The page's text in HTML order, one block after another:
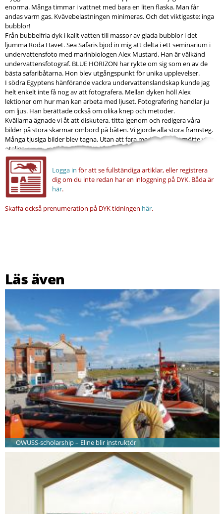
enorma. Många timmar i vattnet med bara en liten flaska. Man får
andas varm gas. Kvävebelastningen minimeras. Och det viktigaste: inga
bubblor!
Från bubbelfria dyk i kallt vatten till massor av glada bubblor i det
ljumma Röda Havet. Sea Safaris bjöd in mig att delta i ett seminarium i
undervattensfoto med marinbiologen Alex Mustard. Han är välkänd
undervattensfotograf. BLUE HORIZON har rykte om sig som en av de
bästa safaribåtarna. Hon blev utgångspunkt för unika upplevelser.
I södra Egyptens hänförande vackra undervattenslandskap kunde jag
helt enkelt inte få nog av att fotografera. Mellan dyken höll Alex
lektioner om hur man kan arbeta med ljuset. Fotografering handlar ju
om ljus. Han berättade också om olika knep och metoder.
Kvällarna ägnade vi åt att diskutera, titta igenom och redigera våra
bilder på stora skärmar ombord på båten. Vi gjorde alla stora framsteg.
Många tjusiga bilder blev tagna. Utan att fara med osanning mötte vi
otaliga...
Logga in för att se fullständiga artiklar, eller registrera
dig om du inte redan har en inloggning på DYK. Båda är
här.
Skaffa också prenumeration på DYK tidningen här.
Läs även
OWUSS-scholarship – Eline blir instruktör